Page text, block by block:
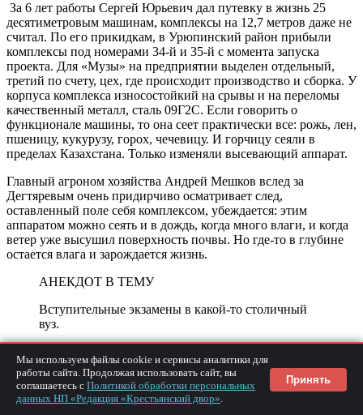
За 6 лет работы Сергей Юрьевич дал путевку в жизнь 25
десятиметровым машинам, комплексы на 12,7 метров даже не
считал. По его прикидкам, в Урюпинский район прибыли
комплексы под номерами 34-й и 35-й с момента запуска
проекта. Для «Музы» на предприятии выделен отдельный,
третий по счету, цех, где происходит производство и сборка. У
корпуса комплекса износостойкий на срывы и на переломы
качественный металл, сталь 09Г2С. Если говорить о
функционале машины, то она сеет практически все: рожь, лен,
пшеницу, кукурузу, горох, чечевицу. И горчицу сеяли в
пределах Казахстана. Только изменяли высевающий аппарат.
Главный агроном хозяйства Андрей Мешков вслед за
Дегтяревым очень придирчиво осматривает след,
оставленный поле себя комплексом, убеждается: этим
аппаратом можно сеять и в дождь, когда много влаги, и когда
ветер уже высушил поверхность почвы. Но где-то в глубине
остается влага и зарождается жизнь.
АНЕКДОТ В ТЕМУ
Вступительные экзамены в какой-то столичный
вуз.
профессор, абитуриент приехал
из провинции.
Мы используем файлы cookie и сервисы аналитики для
работы сайта. Продолжая использовать сайт, вы
соглашаетесь с Политикой обработки персональных
данных НП «Редакция «Крестьянский двор».
Принять